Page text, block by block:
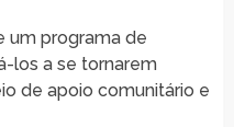
um programa de
los a se tornarem
de apoio comunitário e